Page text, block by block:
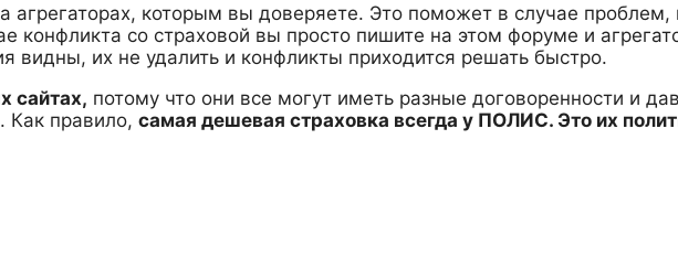
которым вы доверяете. Это поможет в случае проблем,
конфликта со страховой вы просто пишите на этом форуме и
их не удалить и конфликты приходится решать быстро.
сайтах, потому что они все могут иметь разные договоренности и
Как правило, самая дешевая страховка всегда у ПОЛИС. Это их